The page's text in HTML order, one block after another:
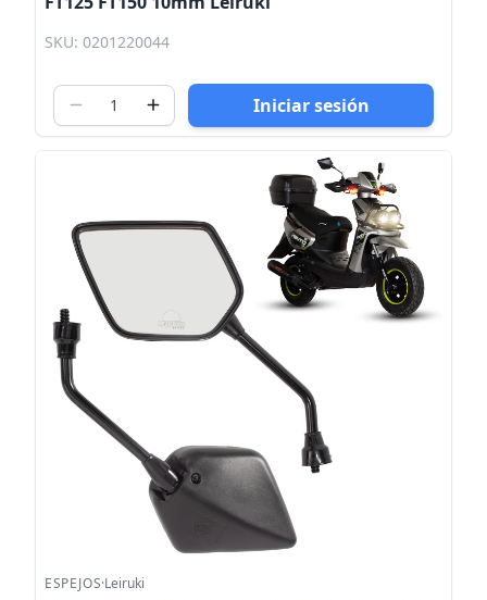
SKU: 0201220044
Iniciar sesión
ESPEJOS·Leiruki